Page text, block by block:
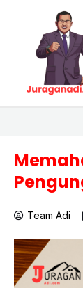
Team Adi